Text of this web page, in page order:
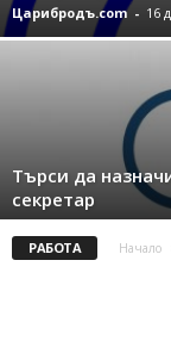
Царибродъ.com - 16
Търси да
секретар
РАБОТА Начало